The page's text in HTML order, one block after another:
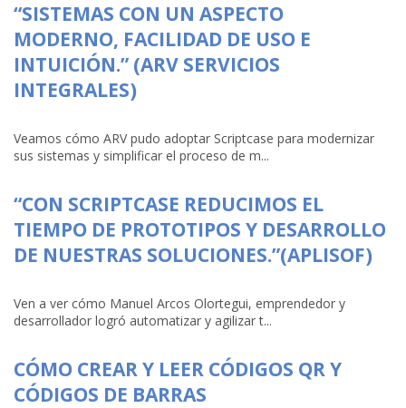
“SISTEMAS CON UN ASPECTO
MODERNO, FACILIDAD DE USO E
INTUICIÓN.” (ARV SERVICIOS
INTEGRALES)
Veamos cómo ARV pudo adoptar Scriptcase para modernizar
sus sistemas y simplificar el proceso de m...
“CON SCRIPTCASE REDUCIMOS EL
TIEMPO DE PROTOTIPOS Y DESARROLLO
DE NUESTRAS SOLUCIONES.”(APLISOF)
Ven a ver cómo Manuel Arcos Olortegui, emprendedor y
desarrollador logró automatizar y agilizar t...
CÓMO CREAR Y LEER CÓDIGOS QR Y
CÓDIGOS DE BARRAS